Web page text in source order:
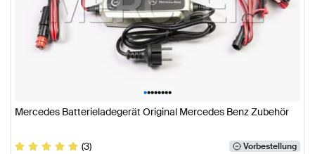
••••••••
Mercedes Batterieladegerät Original Mercedes Benz Zubehör
(3) Vorbestellung